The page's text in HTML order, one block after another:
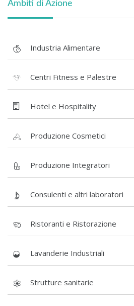
Ambiti di Azione
Industria Alimentare
Centri Fitness e Palestre
Hotel e Hospitality
Produzione Cosmetici
Produzione Integratori
Consulenti e altri laboratori
Ristoranti e Ristorazione
Lavanderie Industriali
Strutture sanitarie